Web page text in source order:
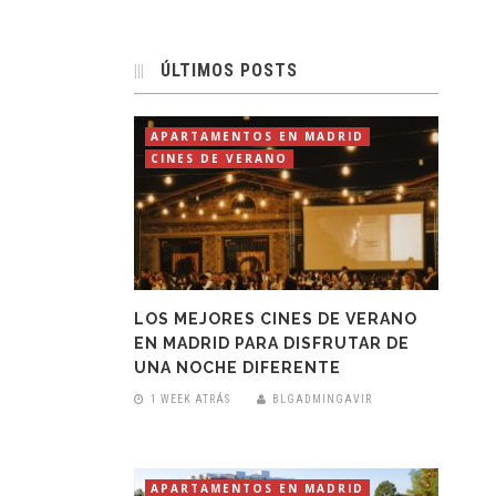
ÚLTIMOS POSTS
APARTAMENTOS EN MADRID
CINES DE VERANO
LOS MEJORES CINES DE VERANO
EN MADRID PARA DISFRUTAR DE
UNA NOCHE DIFERENTE
1 WEEK ATRÁS BLGADMINGAVIR
APARTAMENTOS EN MADRID